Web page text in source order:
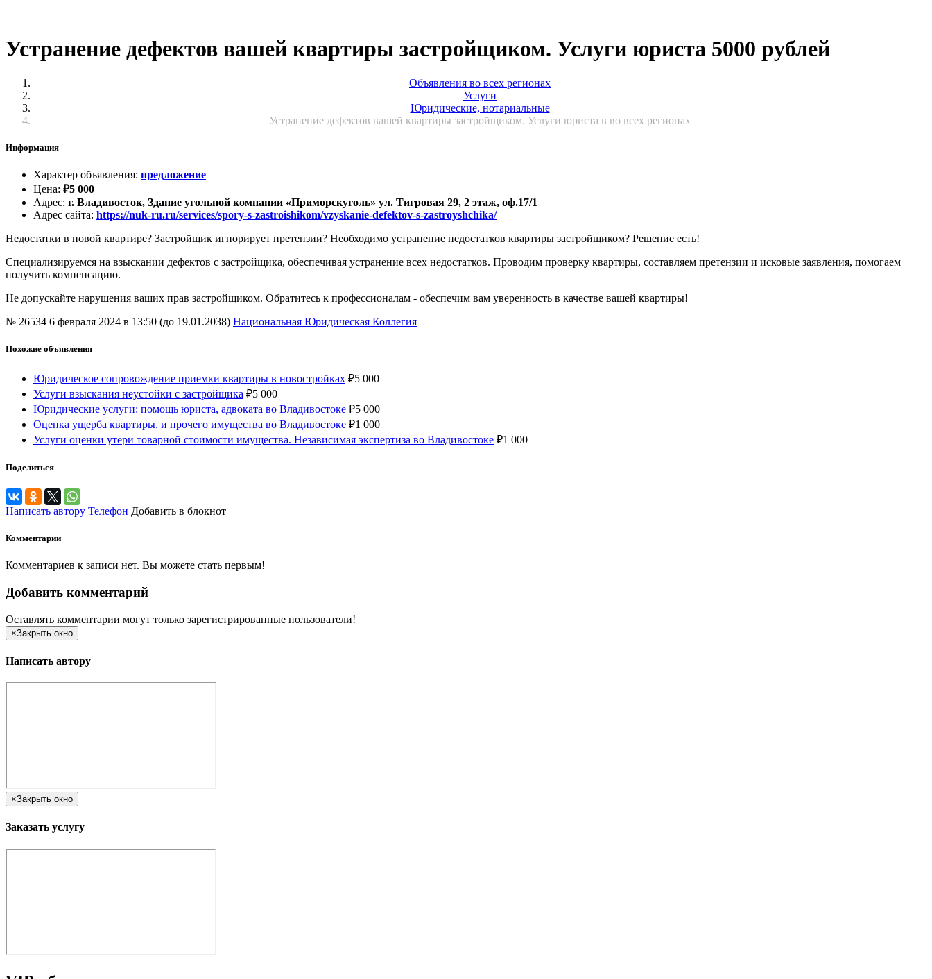
Устранение дефектов вашей квартиры застройщиком. Услуги юриста 5000 рублей
Объявления во всех регионах
Услуги
Юридические, нотариальные
Устранение дефектов вашей квартиры застройщиком. Услуги юриста в во всех регионах
Информация
Характер объявления: предложение
Цена: ₽5 000
Адрес: г. Владивосток, Здание угольной компании «Приморскуголь» ул. Тигровая 29, 2 этаж, оф.17/1
Адрес сайта: https://nuk-ru.ru/services/spory-s-zastroishikom/vzyskanie-defektov-s-zastroyshchika/
Недостатки в новой квартире? Застройщик игнорирует претензии? Необходимо устранение недостатков квартиры застройщиком? Решение есть!
Специализируемся на взыскании дефектов с застройщика, обеспечивая устранение всех недостатков. Проводим проверку квартиры, составляем претензии и исковые заявления, помогаем
получить компенсацию.
Не допускайте нарушения ваших прав застройщиком. Обратитесь к профессионалам - обеспечим вам уверенность в качестве вашей квартиры!
№ 26534 6 февраля 2024 в 13:50 (до 19.01.2038) Национальная Юридическая Коллегия
Похожие объявления
Юридическое сопровождение приемки квартиры в новостройках ₽5 000
Услуги взыскания неустойки с застройщика ₽5 000
Юридические услуги: помощь юриста, адвоката во Владивостоке ₽5 000
Оценка ущерба квартиры, и прочего имущества во Владивостоке ₽1 000
Услуги оценки утери товарной стоимости имущества. Независимая экспертиза во Владивостоке ₽1 000
Поделиться
Написать автору Телефон Добавить в блокнот
Комментарии
Комментариев к записи нет. Вы можете стать первым!
Добавить комментарий
Оставлять комментарии могут только зарегистрированные пользователи!
×Закрыть окно
Написать автору
×Закрыть окно
Заказать услугу